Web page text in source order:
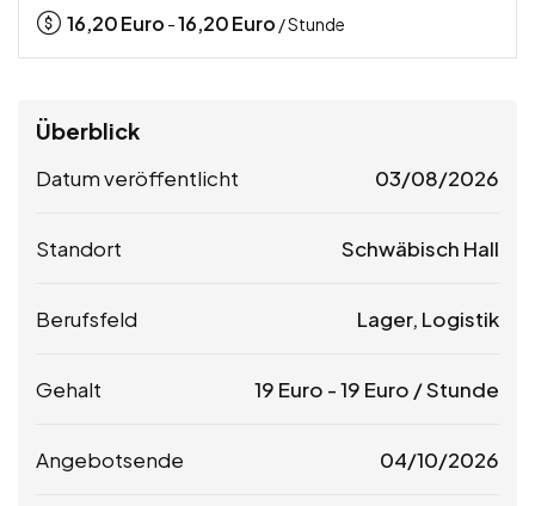
16,20Euro -16,20Euro / Stunde
Überblick
Datum veröffentlicht 03/08/2026
Standort Schwäbisch Hall
Berufsfeld Lager, Logistik
Gehalt 19 Euro -19 Euro / Stunde
Angebotsende 04/10/2026